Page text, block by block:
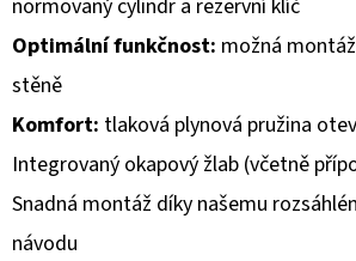
normovaný cylindr a rezervní klíč
Optimální funkčnost: možná
stěně
Komfort: tlaková plynová pružina
Integrovaný okapový žlab (včetně
Snadná montáž díky našemu
návodu
U
J
E
M
E